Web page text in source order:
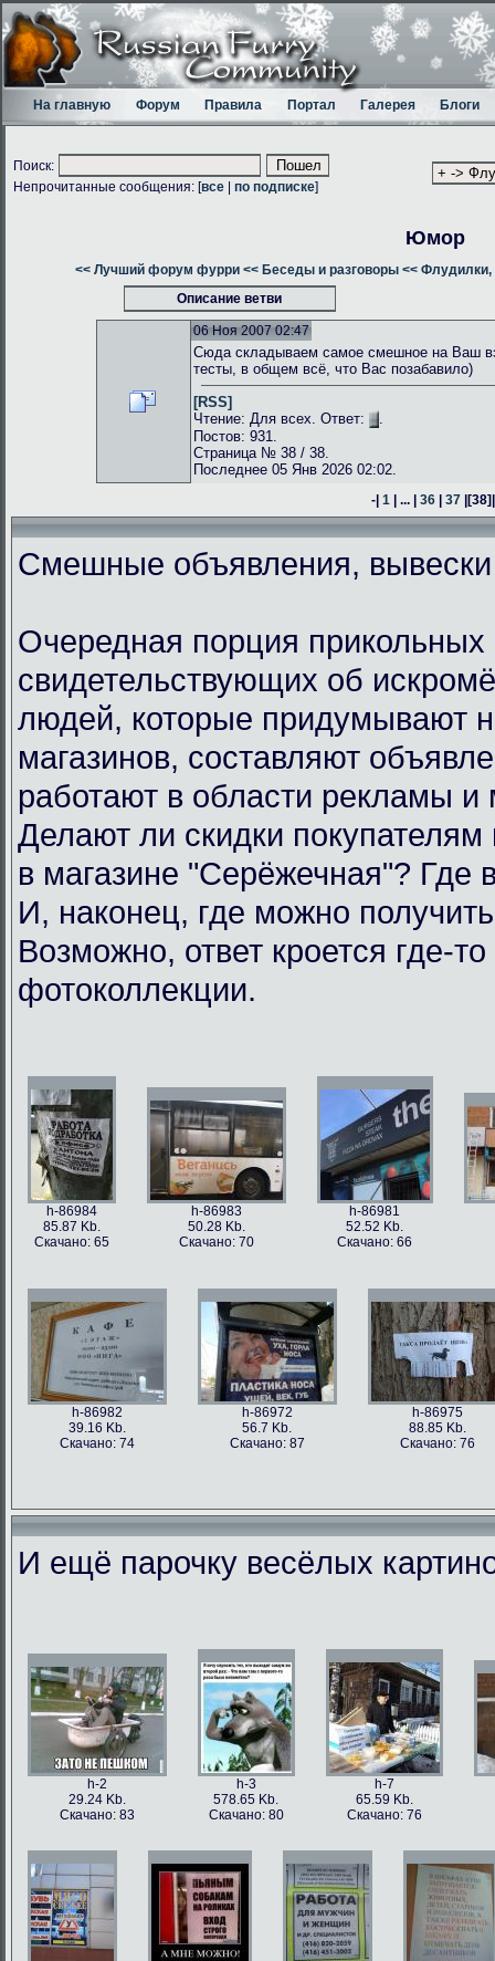
На главную Форум Правила Портал Галерея Блоги
Поиск:
Непрочитанные сообщения: [все по подписке]
Юмор
<< Лучший форум фурри << Беседы и разговоры << Флудилки,
Описание ветви
06 Ноя 2007 02:47
Сюда складываем самое смешное на Ваш
тесты, в общем всё, что Вас позабавило)
[RSS]
Чтение: Для всех. Ответ:
.
Постов: 931.
Страница № 38 / 38.
Последнее 05 Янв 2026 02:02.
-| 1 | ... | 36 | 37 |[38]
Смешные объявления,
Очередная порция прикольных
свидетельствующих об
людей, которые придумывают
магазинов, составляют
работают в области рекламы и
Делают ли скидки
в магазине "Серёжечная"? Где
И, наконец, где можно
Возможно, ответ кроется где-то
фотоколлекции.
h-86984
85.87 Kb.
Скачано: 65
h-86983
50.28 Kb.
Скачано: 70
h-86981
52.52 Kb.
Скачано: 66
h-86982
39.16 Kb.
Скачано: 74
h-86972
56.7 Kb.
Скачано: 87
h-86975
88.85 Kb.
Скачано: 76
И ещё парочку весёлых
h-2
29.24 Kb.
Скачано: 83
h-3
578.65 Kb.
Скачано: 80
h-7
65.59 Kb.
Скачано: 76